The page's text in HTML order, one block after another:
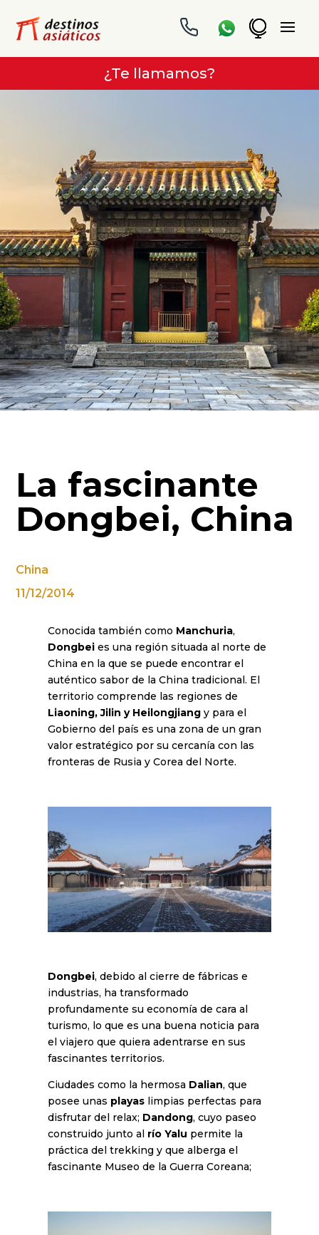
¿Te llamamos?
La fascinante
Dongbei, China
China
11/12/2014
Conocida también como Manchuria,
Dongbei es una región situada al norte de
China en la que se puede encontrar el
auténtico sabor de la China tradicional. El
territorio comprende las regiones de
Liaoning, Jilin y Heilongjiangy para el
Gobierno del país es una zona de un gran
valor estratégico por su cercanía con las
fronteras de Rusia y Corea del Norte.
Dongbei, debido al cierre de fábricas e
industrias, ha transformado
profundamente su economía de cara al
turismo, lo que es una buena noticia para
el viajero que quiera adentrarse en sus
fascinantes territorios.
Ciudades como la hermosa Dalian, que
posee unas playas limpias perfectas para
disfrutar del relax; Dandong, cuyo paseo
construido junto al río Yalu permite la
práctica del trekking y que alberga el
fascinante Museo de la Guerra Coreana;